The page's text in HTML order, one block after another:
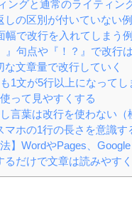
ングと通常のライティン
しの区別が付いていない例
幅で改行を入れてしまう例
』句点や『！？』で改行
な文章量で改行していく
1文が5行以上になってし
って見やすくする
言葉は改行を使わない（
マホの1行の長さを意識す
法】WordやPages、
るだけで文章は読みやす